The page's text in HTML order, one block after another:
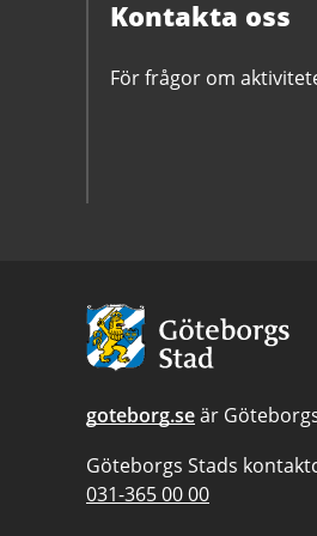
Kontakta oss
För frågor om
Avsändare
goteborg.seär
Göteborgs Stads
Telefonnummer
031-365 00 00